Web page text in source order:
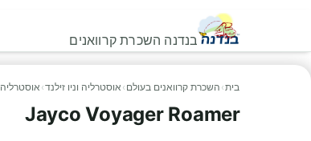
בנדנה השכרת קרוואנים
בית› השכרת קרוואנים בעולם › אוסטרליה וניו זילנד› אוסטרליה
Jayco Voyager Roamer